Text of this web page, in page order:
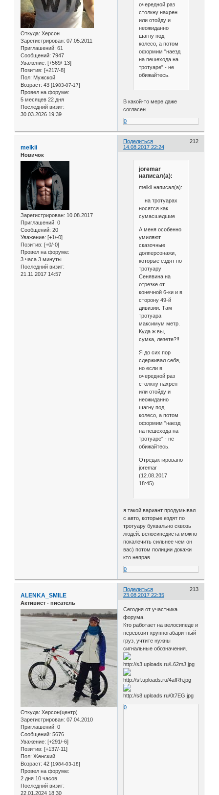
Откуда: Херсон
Зарегистрирован: 07.05.2011
Приглашений: 61
Сообщений: 7947
Уважение: [+569/-13]
Позитив: [+217/-8]
Пол: Мужской
Возраст: 43 [1983-07-17]
Провел на форуме:
5 месяцев 22 дня
Последний визит:
30.03.2026 19:39
очередной раз
столкну нахрен
или отойду и
неожиданно
шагну под
колесо, а потом
оформим "наезд
на пешехода на
тротуаре" - не
обижайтесь.
В какой-то мере даже
согласен.
0
Поделиться
212
14.08.2017 22:24
melkii
Новичок
Зарегистрирован: 10.08.2017
Приглашений: 0
Сообщений: 20
Уважение: [+1/-0]
Позитив: [+0/-0]
Провел на форуме:
3 часа 3 минуты
Последний визит:
21.11.2017 14:57
joremar
написал(а):
melkii написал(а):
на тротуарах
носятся как
сумасшедшие
А меня особенно
умиляют
сказочные
долперсонажи,
которые ездят по
тротуару
Сенявина на
отрезке от
конечной 6-ки и в
сторону 49-й
дивизии. Там
тротуара
максимум метр.
Куда ж вы,
сумка, лезете?!!
Я до сих пор
сдерживал себя,
но если в
очередной раз
столкну нахрен
или отойду и
неожиданно
шагну под
колесо, а потом
оформим "наезд
на пешехода на
тротуаре" - не
обижайтесь.
Отредактировано
joremar
(12.08.2017
18:45)
я такой вариант продумывал
с авто, которые ездят по
тротуару буквально сквозь
людей. велосипедиста можно
покалечить сильнее чем он
вас) потом полиции докажи
кто неправ
0
Поделиться
213
23.08.2017 22:35
ALENKA_SMILE
Активист - писатель
Откуда: Херсон(центр)
Зарегистрирован: 07.04.2010
Приглашений: 0
Сообщений: 5676
Уважение: [+291/-6]
Позитив: [+137/-11]
Пол: Женский
Возраст: 42 [1984-03-18]
Провел на форуме:
2 дня 10 часов
Последний визит:
22.01.2024 18:30
Сегодня от участника
форума.
Кто работает на велосипеде и
перевозит крупногабаритный
груз, учтите нужны
сигнальные обозначения.
0